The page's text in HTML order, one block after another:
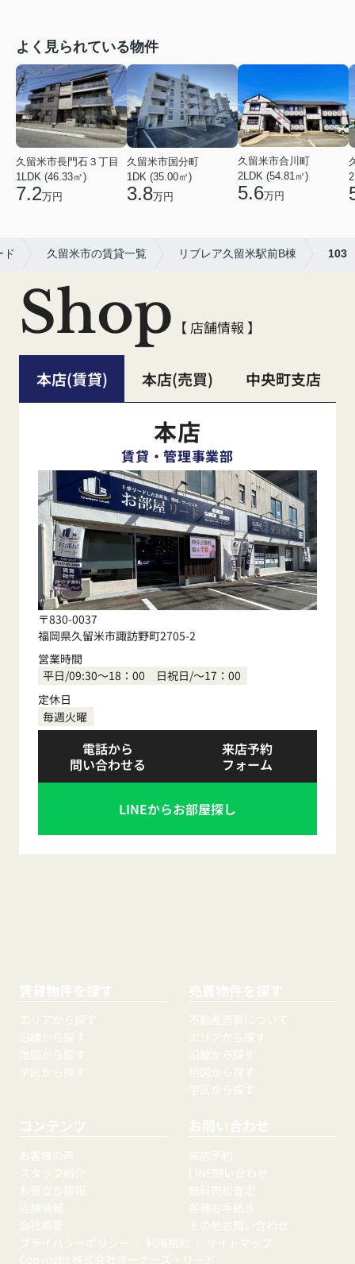
よく見られている物件
久留米市長門石３丁目
1LDK (46.33㎡)
7.2万円
久留米市国分町
1DK (35.00㎡)
3.8万円
久留米市合川町
2LDK (54.81㎡)
5.6万円
ド 久留米市の賃貸一覧 リブレア久留米駅前B棟 103
Shop 【 店舗情報 】
本店(賃貸) 本店(売買) 中央町支店
本店
賃貸・管理事業部
〒830-0037
福岡県久留米市諏訪野町2705-2
営業時間
平日/09:30～18：00 日祝日/～17：00
定休日
毎週火曜
電話から
問い合わせる
来店予約
フォーム
LINEからお部屋探し
賃貸物件を探す
エリアから探す
沿線から探す
地図から探す
学区から探す
売買物件を探す
不動産売買について
エリアから探す
沿線から探す
地図から探す
学区から探す
コンテンツ
お客様の声
スタッフ紹介
お役立ち情報
店舗情報
会社概要
お問い合わせ
来店予約
LINE問い合わせ
無料売却査定
各種お手続き
その他お問い合わせ
プライバシーポリシー
利用規約
サイトマップ
Copyright 株式会社オーナーズ・リード